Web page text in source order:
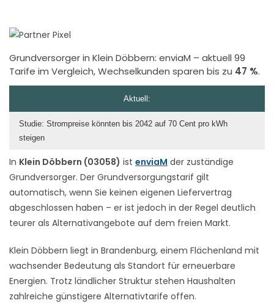
Grundversorger in Klein Döbbern: enviaM – aktuell 99
Tarife im Vergleich, Wechselkunden sparen bis zu 47 %.
In Klein Döbbern (03058) ist enviaM der zuständige
Grundversorger. Der Grundversorgungstarif gilt
automatisch, wenn Sie keinen eigenen Liefervertrag
abgeschlossen haben – er ist jedoch in der Regel deutlich
teurer als Alternativangebote auf dem freien Markt.
Klein Döbbern liegt in Brandenburg, einem Flächenland mit
wachsender Bedeutung als Standort für erneuerbare
Energien. Trotz ländlicher Struktur stehen Haushalten
zahlreiche günstigere Alternativtarife offen.
Aktuell:
Studie: Strompreise könnten bis 2042 auf 70 Cent pro kWh
steigen